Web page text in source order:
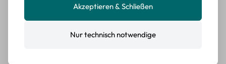
Labels, Blumen und Figuren
Nur technisch notwendige
Akzeptieren & Schließen